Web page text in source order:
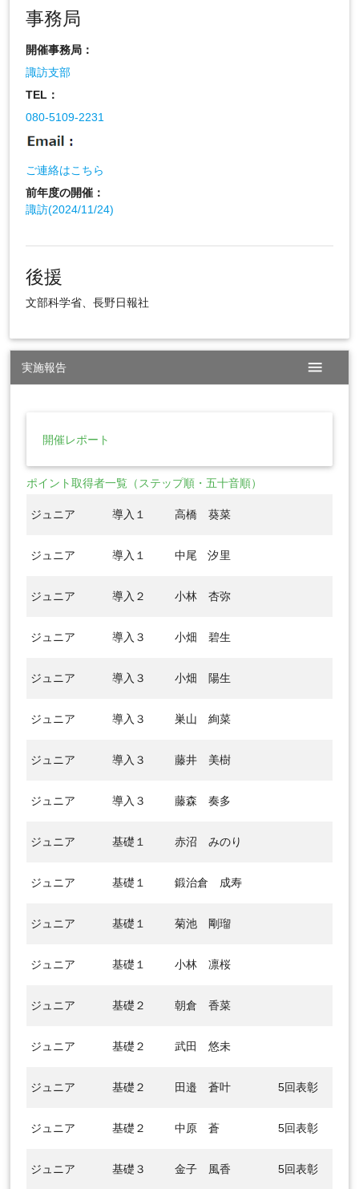
事務局
開催事務局：
諏訪支部
TEL：
080-5109-2231
ご連絡はこちら
前年度の開催：
諏訪(2024/11/24)
後援
文部科学省、長野日報社
実施報告 menu
開催レポート
ポイント取得者一覧（ステップ順・五十音順）
ジュニア 導入１ 高橋 葵菜
ジュニア 導入１ 中尾 汐里
ジュニア 導入２ 小林 杏弥
ジュニア 導入３ 小畑 碧生
ジュニア 導入３ 小畑 陽生
ジュニア 導入３ 巣山 絢菜
ジュニア 導入３ 藤井 美樹
ジュニア 導入３ 藤森 奏多
ジュニア 基礎１ 赤沼 みのり
ジュニア 基礎１ 鍛治倉 成寿
ジュニア 基礎１ 菊池 剛瑠
ジュニア 基礎１ 小林 凛桜
ジュニア 基礎２ 朝倉 香菜
ジュニア 基礎２ 武田 悠未
ジュニア 基礎２ 田邉 蒼叶 5回表彰
ジュニア 基礎２ 中原 蒼 5回表彰
ジュニア 基礎３ 金子 風香 5回表彰